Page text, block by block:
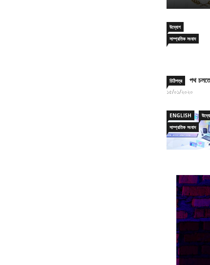
উদ্যোগ
সাম্প্রতিক সংবাদ
চিঠিপত্র পথ
১৫/০১/২০২০
ENGLISH
সাম্প্রতিক সংবাদ